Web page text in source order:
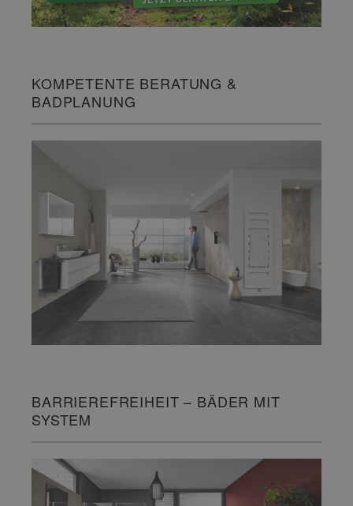
KOMPETENTE BERATUNG &
BADPLANUNG
BARRIEREFREIHEIT – BÄDER MIT
SYSTEM